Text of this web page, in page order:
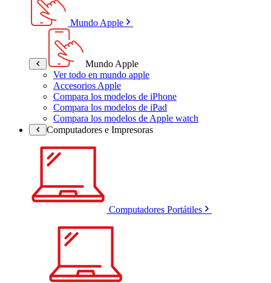
Mundo Apple
Mundo Apple
Ver todo en mundo apple
Accesorios Apple
Compara los modelos de iPhone
Compara los modelos de iPad
Compara los modelos de Apple watch
Computadores e Impresoras
Computadores Portátiles